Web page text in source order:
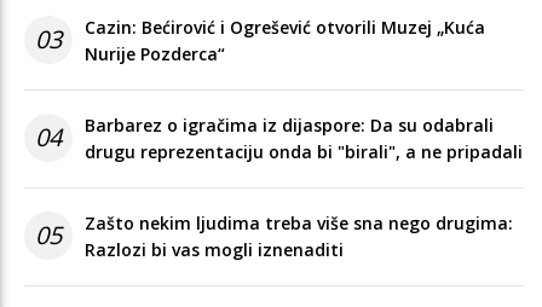
03
Cazin: Bećirović i Ogrešević otvorili Muzej „Kuća
Nurije Pozderca“
04
Barbarez o igračima iz dijaspore: Da su odabrali
drugu reprezentaciju onda bi "birali", a ne pripadali
05
Zašto nekim ljudima treba više sna nego drugima:
Razlozi bi vas mogli iznenaditi